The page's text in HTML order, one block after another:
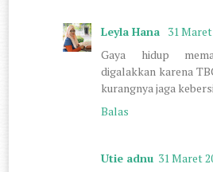
Leyla Hana 31
Gaya hidup
digalakkan karena
kurangnya jaga
Balas
Utie adnu 31 Maret